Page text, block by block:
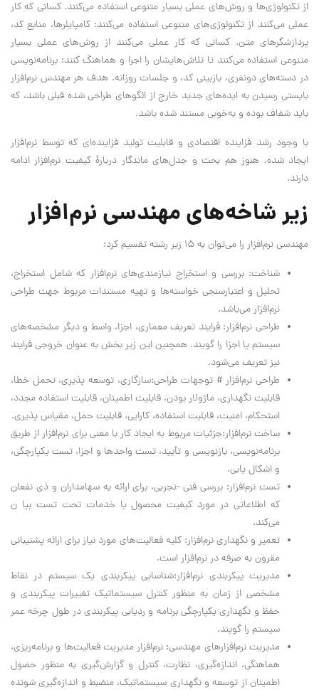
از تکنولوژی‌ها و روش‌های عملی بسیار متنوعی استفاده می‌کنند. کسانی که کار
عملی می‌کنند از تکنولوژی‌های متنوعی استفاده می‌کنند: کامپایلرها، منابع کد،
پردازشگرهای متن. کسانی که کار عملی می‌کنند از روش‌های عملی بسیار
متنوعی استفاده می‌کنند تا تلاش‌هایشان را اجرا و هماهنگ کنند: برنامه‌نویسی
در دسته‌های دونفری، بازبینی کد، و جلسات روزانه. هدف هر مهندس نرم‌افزار
بایستی رسیدن به ایده‌های جدید خارج از الگوهای طراحی شده قبلی باشد، که
باید شفاف بوده و به‌خوبی مستند شده باشد.
با وجود رشد فزاینده اقتصادی و قابلیت تولید فزاینده‌ای که توسط نرم‌افزار
ایجاد شده، هنوز هم بحث و جدل‌های ماندگار دربارهٔ کیفیت نرم‌افزار ادامه
دارند.
زیر شاخه‌های مهندسی نرم‌افزار
مهندسی نرم‌افزار را می‌توان به ۱۵ زیر رشته تقسیم کرد:
شناخت: بررسی و استخراج نیازمندی‌های نرم‌افزار که شامل استخراج،
تحلیل و اعتبارسنجی خواسته‌ها و تهیه مستندات مربوط جهت طراحی
نرم‌افزار می‌باشد.
طراحی نرم‌افزار: فرایند تعریف معماری، اجزا، واسط و دیگر مشخصه‌های
سیستم یا اجزا را گویند. همچنین این زیر بخش به عنوان خروجی فرایند
نیز تعریف می‌شود.
طراحی نرم‌افزار # توجهات طراحی:سازگاری، توسعه پذیری، تحمل خطا،
قابلیت نگهداری، ماژولار بودن، قابلیت اطمینان، قابلیت استفاده مجدد،
استحکام، امنیت، قابلیت استفاده، کارایی، قابلیت حمل، مقیاس پذیری.
ساخت نرم‌افزار:جزئیات مربوط به ایجاد کار با معنی برای نرم‌افزار از طریق
برنامه‌نویسی، بازنویسی و تأیید، تست واحدها و اجزا، تست یکپارچگی،
و اشکال یابی.
تست نرم‌افزار: بررسی فنی -تجربی، برای ارائه به سهامداران و ذی نفعان
که اطلاعاتی در مورد کیفیت محصول یا خدمات تحت تست بیا ن
می‌کند.
تعمیر و نگهداری نرم‌افزار: کلیه فعالیت‌های مورد نیاز برای ارائه پشتیبانی
مقرون به صرفه در نرم‌افزار است.
مدیریت پیکربندی نرم‌افزار:شناسایی پیکربندی یک سیستم در نقاط
مشخصی از زمان به منظور کنترل سیستماتیک تغییرات پیکربندی و
حفظ و نگهداری یکپارچگی برنامه و ردیابی پیکربندی در طول چرخه عمر
سیستم را گویند.
مدیریت نرم‌افزارهای مهندسی: نرم‌افزار مدیریت فعالیت‌ها و برنامه‌ریزی،
هماهنگی، اندازه‌گیری، نظارت، کنترل و گزارش‌گیری به منظور حصول
اطمینان از توسعه و نگهداری سیستماتیک، منضبط و اندازه‌گیری شونده